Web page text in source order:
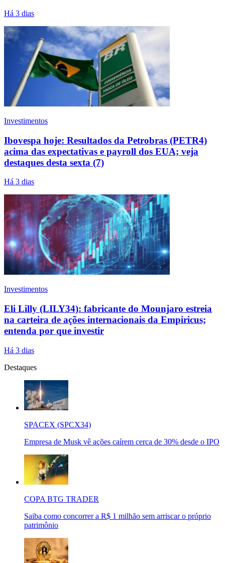
Há 3 dias
Investimentos
Ibovespa hoje: Resultados da Petrobras (PETR4)
acima das expectativas e payroll dos EUA; veja
destaques desta sexta (7)
Há 3 dias
Investimentos
Eli Lilly (LILY34): fabricante do Mounjaro estreia
na carteira de ações internacionais da Empiricus;
entenda por que investir
Há 3 dias
Destaques
SPACEX (SPCX34)
Empresa de Musk vê ações caírem cerca de 30% desde o IPO
COPA BTG TRADER
Saiba como concorrer a R$ 1 milhão sem arriscar o próprio
patrimônio